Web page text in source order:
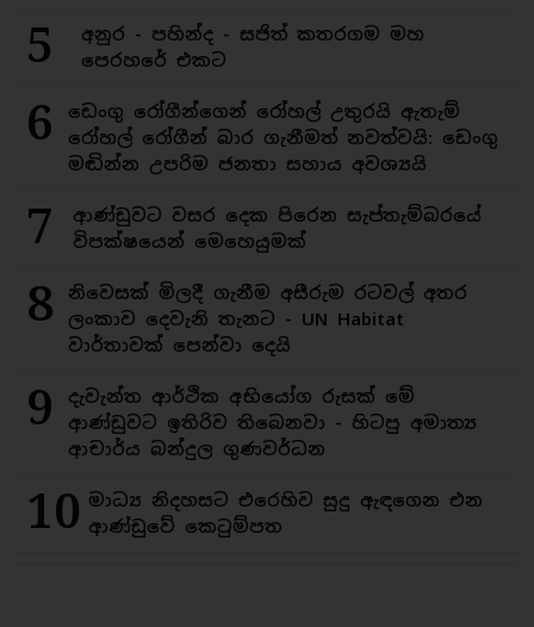
5
අනුර - පහින්ද - සජිත් කතරගම මහ
පෙරහරේ එකට
6
ඩෙංගු රෝගීන්ගෙන් රෝහල් උතුරයි ඇතැම්
රෝහල් රෝගීන් බාර ගැනීමත් නවත්වයි: ඩෙංගු
මඬින්න උපරිම ජනතා සහාය අවශ්‍යයි
7
ආණ්ඩුවට වසර දෙක පිරෙන සැප්තැම්බරයේ
විපක්ෂයෙන් මෙහෙයුමක්
8
නිවෙසක් මිලදී ගැනීම අසීරුම රටවල් අතර
ලංකාව දෙවැනි තැනට - UN Habitat
වාර්තාවක් පෙන්වා දෙයි
9
දැවැන්ත ආර්ථික අභියෝග රුසක් මේ
ආණ්ඩුවට ඉතිරිව තිබෙනවා - හිටපු අමාත්‍ය
ආචාර්ය බන්දුල ගුණවර්ධන
10 මාධ්‍ය නිදහසට එරෙහිව සුදු ඇඳගෙන එන
ආණ්ඩුවේ කෙටුම්පත